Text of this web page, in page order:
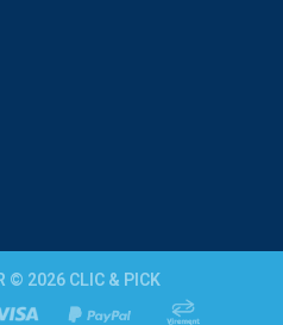
© 2026 CLIC & PICK